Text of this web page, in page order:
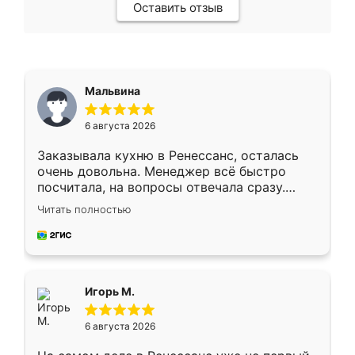
Оставить отзыв
Мальвина
6 августа 2026
Заказывала кухню в Ренессанс, осталась
очень довольна. Менеджер всё быстро
посчитала, на вопросы отвечала сразу.
Замерщик приехал в субботу, подошёл к
делу со всей ответственностью. Собрали
за день, ребята работали аккуратно, даже
Читать полностью
Игорь М.
6 августа 2026